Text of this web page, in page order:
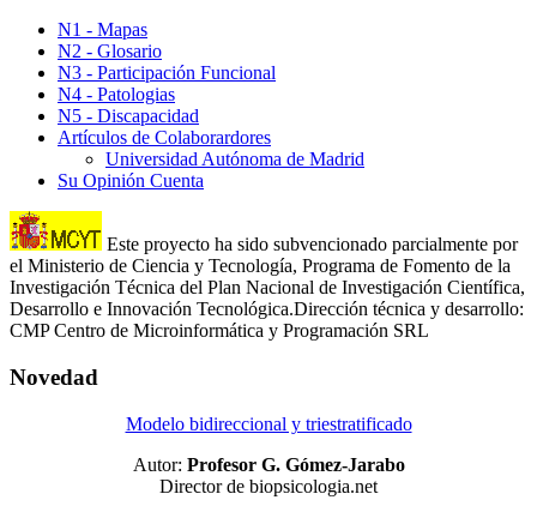
N1 - Mapas
N2 - Glosario
N3 - Participación Funcional
N4 - Patologias
N5 - Discapacidad
Artículos de Colaborardores
Universidad Autónoma de Madrid
Su Opinión Cuenta
Este proyecto ha sido subvencionado parcialmente por
el Ministerio de Ciencia y Tecnología, Programa de Fomento de la
Investigación Técnica del Plan Nacional de Investigación Científica,
Desarrollo e Innovación Tecnológica.Dirección técnica y desarrollo:
CMP Centro de Microinformática y Programación SRL
Novedad
Modelo bidireccional y triestratificado
Autor: Profesor G. Gómez-Jarabo
Director de biopsicologia.net